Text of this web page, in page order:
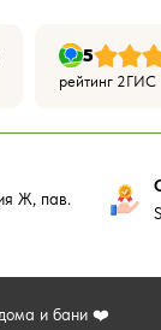
5
рейтинг 2ГИС
Ж, пав.
и бани ❤️